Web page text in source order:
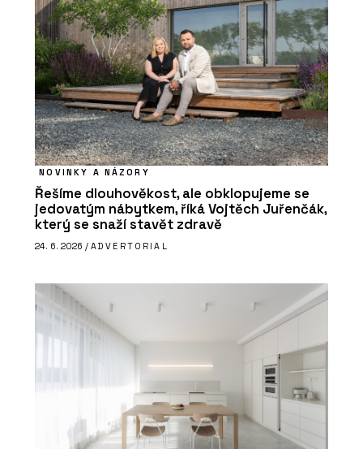
NOVINKY A NÁZORY
Řešíme dlouhověkost, ale obklopujeme se
jedovatým nábytkem, říká Vojtěch Juřenčák,
který se snaží stavět zdravě
24. 6. 2026 / ADVERTORIAL